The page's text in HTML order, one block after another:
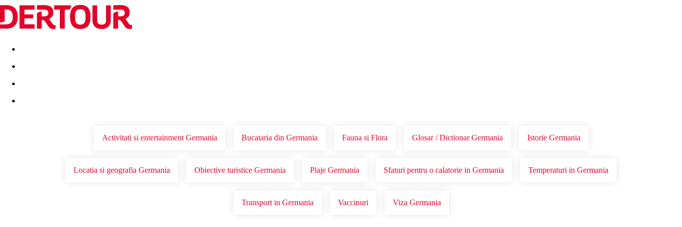
Destinatii Vacanta perfecta OFERTE DE NERATAT
Activitati si entertainment Germania Bucataria din Germania Fauna si Flora Glosar / Dictionar Germania Istorie Germania
Locatia si geografia Germania Obiective turistice Germania Plaje Germania Sfaturi pentru o calatorie in Germania Temperaturi in Germania
Transport in Germania Vaccinuri Viza Germania